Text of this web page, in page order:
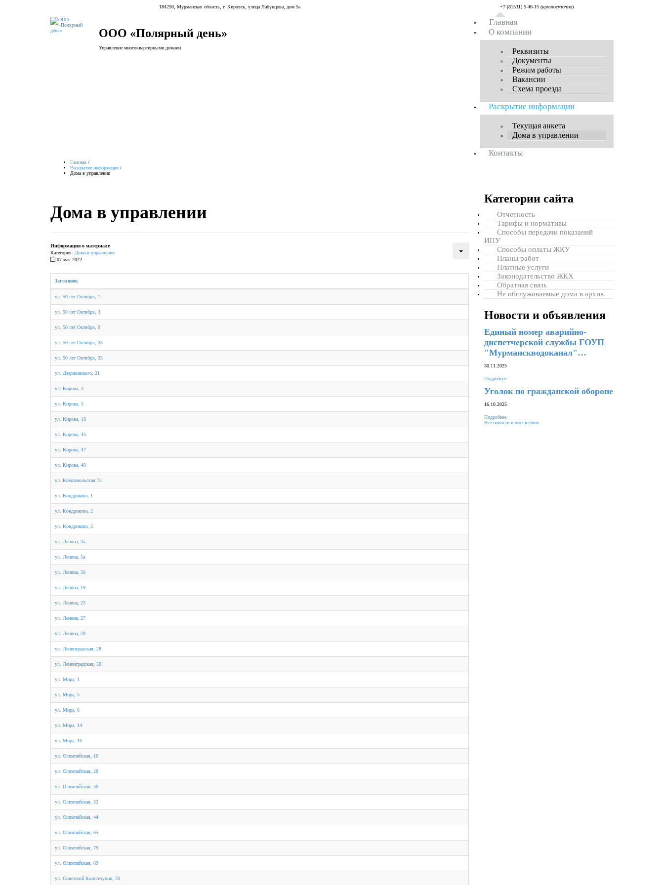
184250, Мурманская область, г. Кировск, улица Лабунцова, дом 5а +7 (81531) 5-46-15 (круглосуточно)
ООО «Полярный день»
Управление многоквартирными домами
Главная
О компании
Реквизиты
Документы
Режим работы
Вакансии
Схема проезда
Раскрытие информации
Текущая анкета
Дома в управлении
Контакты
Главная /
Раскрытие информации /
Дома в управлении
Дома в управлении
Информация о материале
Категория: Дома в управлении
07 мая 2022
Заголовок
ул. 50 лет Октября, 1
ул. 50 лет Октября, 3
ул. 50 лет Октября, 9
ул. 50 лет Октября, 33
ул. 50 лет Октября, 35
ул. Дзержинского, 21
ул. Кирова, 3
ул. Кирова, 5
ул. Кирова, 16
ул. Кирова, 45
ул. Кирова, 47
ул. Кирова, 49
ул. Комсомольская 7а
ул. Кондрикова, 1
ул. Кондрикова, 2
ул. Кондрикова, 3
ул. Ленина, 3а
ул. Ленина, 5а
ул. Ленина, 5б
ул. Ленина, 19
ул. Ленина, 23
ул. Ленина, 27
ул. Ленина, 29
ул. Ленинградская, 28
ул. Ленинградская, 30
ул. Мира, 1
ул. Мира, 5
ул. Мира, 6
ул. Мира, 14
ул. Мира, 16
ул. Олимпийская, 10
ул. Олимпийская, 28
ул. Олимпийская, 30
ул. Олимпийская, 32
ул. Олимпийская, 44
ул. Олимпийская, 65
ул. Олимпийская, 79
ул. Олимпийская, 89
ул. Советской Конституции, 20
Категории сайта
Отчетность
Тарифы и нормативы
Способы передачи показаний
ИПУ
Способы оплаты ЖКУ
Планы работ
Платные услуги
Законодательство ЖКХ
Обратная связь
Не обслуживаемые дома в архив
Новости и объявления
Единый номер аварийно-
диспетчерской службы ГОУП
"Мурманскводоканал"…
30.11.2025
Подробнее
Уголок по гражданской обороне
16.10.2025
Подробнее
Все новости и объявления